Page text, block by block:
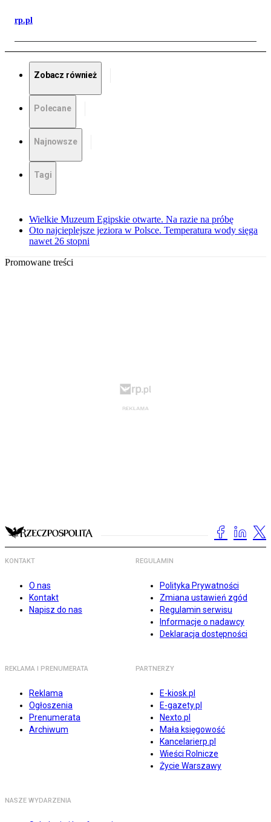
rp.pl
Zobacz również
Polecane
Najnowsze
Tagi
Wielkie Muzeum Egipskie otwarte. Na razie na próbę
Oto najcieplejsze jeziora w Polsce. Temperatura wody sięga
nawet 26 stopni
Promowane treści
KONTAKT
O nas
Kontakt
Napisz do nas
REGULAMIN
Polityka Prywatności
Zmiana ustawień zgód
Regulamin serwisu
Informacje o nadawcy
Deklaracja dostępności
REKLAMA I PRENUMERATA
Reklama
Ogłoszenia
Prenumerata
Archiwum
PARTNERZY
E-kiosk.pl
E-gazety.pl
Nexto.pl
Mała księgowość
Kancelarierp.pl
Wieści Rolnicze
Życie Warszawy
NASZE WYDARZENIA